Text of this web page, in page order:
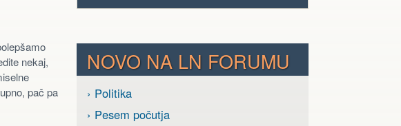
nekaj,
pač pa
NOVO NA LN FORUMU
› Politika
› Pesem počutja